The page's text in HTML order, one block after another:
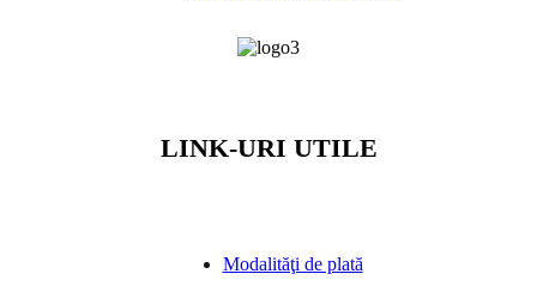
LINK-URI UTILE
Modalităţi de plată